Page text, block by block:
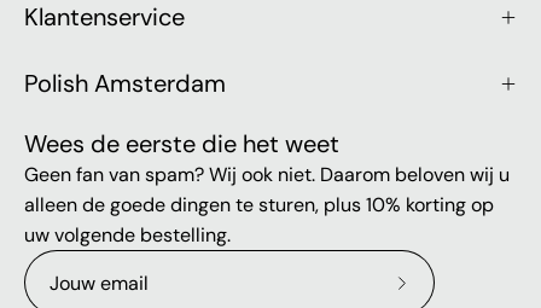
Klantenservice
Polish Amsterdam
Wees de eerste die het weet
Geen fan van spam? Wij ook niet. Daarom beloven wij u
alleen de goede dingen te sturen, plus 10% korting op
uw volgende bestelling.
Abonneer